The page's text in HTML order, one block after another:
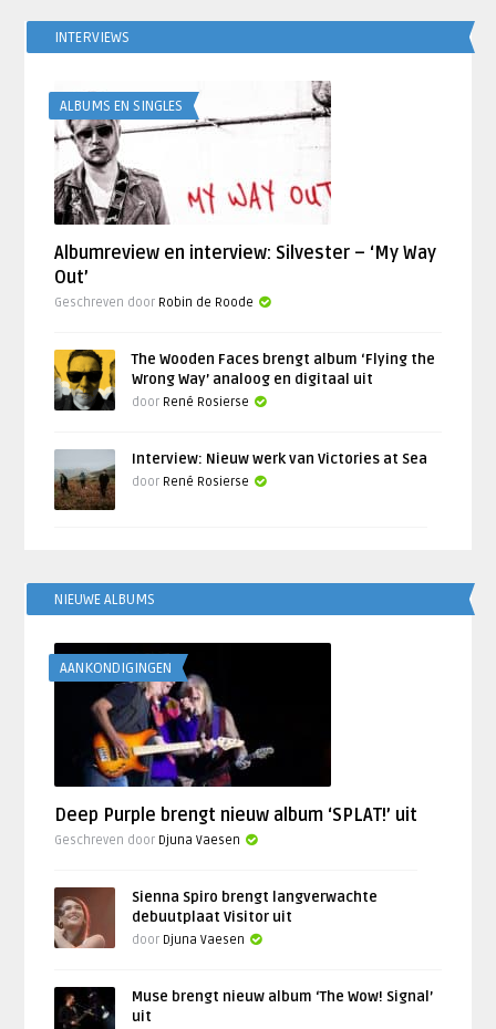
INTERVIEWS
ALBUMS EN SINGLES
Albumreview en interview: Silvester – ‘My Way
Out’
Geschreven door Robin de Roode
The Wooden Faces brengt album ‘Flying the
Wrong Way’ analoog en digitaal uit
door René Rosierse
Interview: Nieuw werk van Victories at Sea
door René Rosierse
NIEUWE ALBUMS
AANKONDIGINGEN
Deep Purple brengt nieuw album ‘SPLAT!’ uit
Geschreven door Djuna Vaesen
Sienna Spiro brengt langverwachte
debuutplaat Visitor uit
door Djuna Vaesen
Muse brengt nieuw album ‘The Wow! Signal’
uit